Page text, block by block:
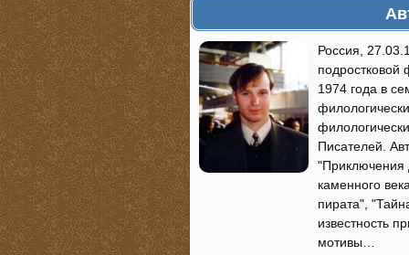
Россия,
подростковой
1974 года в
Писателей.
"Приключения
каменного
пирата",
известность
мотивы…